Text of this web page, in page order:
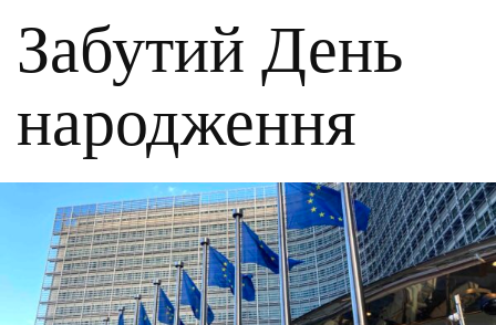
Забутий День
народження